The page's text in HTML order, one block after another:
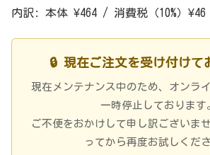
内訳: 本体 ¥464 / 消費税（10%）¥46
🔒 現在ご注文を受け付けて
現在メンテナンス中のため、オンラ
一時停止しております
ご不便をおかけして申し訳ございま
ってから再度お試しくださ